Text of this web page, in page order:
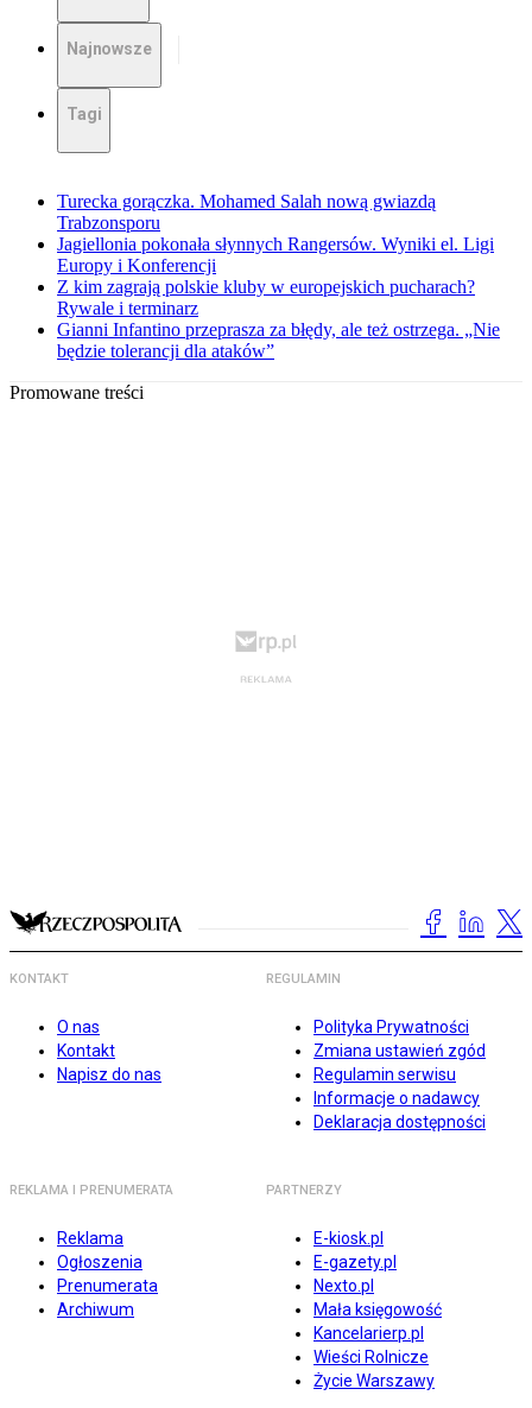
Najnowsze
Tagi
Turecka gorączka. Mohamed Salah nową gwiazdą
Trabzonsporu
Jagiellonia pokonała słynnych Rangersów. Wyniki el. Ligi
Europy i Konferencji
Z kim zagrają polskie kluby w europejskich pucharach?
Rywale i terminarz
Gianni Infantino przeprasza za błędy, ale też ostrzega. „Nie
będzie tolerancji dla ataków”
Promowane treści
KONTAKT
O nas
Kontakt
Napisz do nas
REGULAMIN
Polityka Prywatności
Zmiana ustawień zgód
Regulamin serwisu
Informacje o nadawcy
Deklaracja dostępności
REKLAMA I PRENUMERATA
Reklama
Ogłoszenia
Prenumerata
Archiwum
PARTNERZY
E-kiosk.pl
E-gazety.pl
Nexto.pl
Mała księgowość
Kancelarierp.pl
Wieści Rolnicze
Życie Warszawy